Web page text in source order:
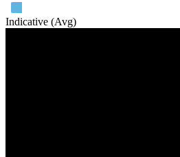
Indicative (Avg)